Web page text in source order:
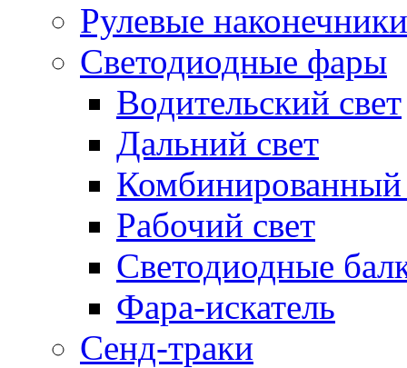
Рулевые наконечники
Светодиодные фары
Водительский свет
Дальний свет
Комбинированный
Рабочий свет
Светодиодные
Фара-искатель
Сенд-траки